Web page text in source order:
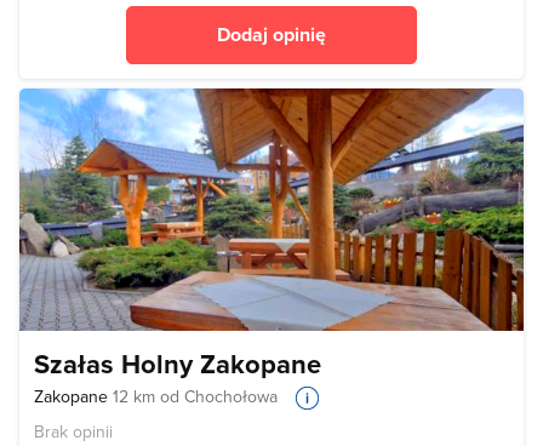
Dodaj opinię
Szałas Holny Zakopane
Zakopane 12 km od Chochołowa
Brak opinii